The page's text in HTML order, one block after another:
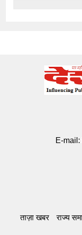
E-mail:
ताज़ा खबर राज्य